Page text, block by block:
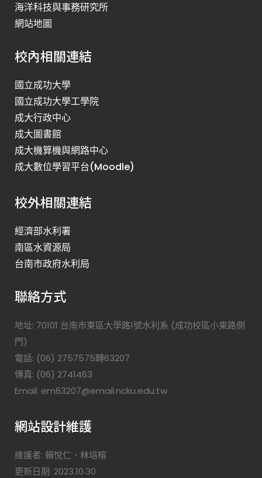
海洋科技與事務研究所
網站地圖
校內相關連結
國立成功大學
國立成功大學工學院
成大行政中心
成大圖書館
成大機算機與網路中心
成大數位學習平台(Moodle)
校外相關連結
經濟部水利署
南區水資源局
台南市政府水利局
聯絡方式
地址: 70101 台南市東區大學路1號水利系 (成功校區小東路側
門)
電話: (06) 2757575轉63207
傳真: (06) 2741463
Email: em63207@email.ncku.edu.tw
網站設計維護
維護者: 賴悅仁、林培榕
更新日期: 2023.10.30